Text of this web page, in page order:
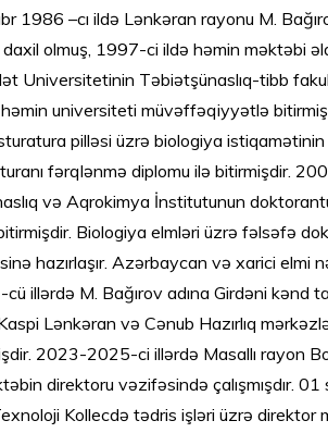
1986 –cı ildə Lənkəran rayonu M.
olmuş, 1997-ci ildə həmin məktəbi
Universitetinin Təbiətşünaslıq-tibb
universiteti müvəffəqiyyətlə
pilləsi üzrə biologiya istiqamətinin
fərqlənmə diplomu ilə bitirmişdir.
və Aqrokimya İnstitutunun
Biologiya elmləri üzrə fəlsəfə
hazırlaşır. Azərbaycan və xarici elmi
illərdə M. Bağırov adına Girdəni kənd
Lənkəran və Cənub Hazırlıq
2023-2025-ci illərdə Masallı rayon
direktoru vəzifəsində çalışmışdır.
Kollecdə tədris işləri üzrə direktor